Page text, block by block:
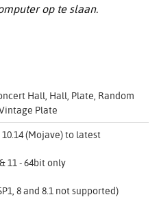
op te slaan.
Hall, Hall, Plate, Random
Plate
10.14 (Mojave) to latest
11 - 64bit only
8 and 8.1 not supported)